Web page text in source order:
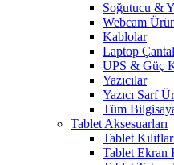
Soğutucu &
Webcam
Kablolar
Laptop
UPS & Güç
Yazıcılar
Yazıcı Sarf
Tüm
Tablet Aksesuarları
Tablet
Tablet Ekran